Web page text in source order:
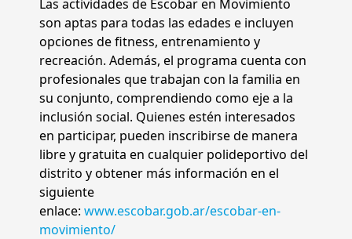
Las actividades de Escobar en Movimiento
son aptas para todas las edades e incluyen
opciones de fitness, entrenamiento y
recreación. Además, el programa cuenta con
profesionales que trabajan con la familia en
su conjunto, comprendiendo como eje a la
inclusión social. Quienes estén interesados
en participar, pueden inscribirse de manera
libre y gratuita en cualquier polideportivo del
distrito y obtener más información en el
siguiente
enlace: www.escobar.gob.ar/escobar-en-
movimiento/